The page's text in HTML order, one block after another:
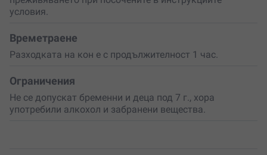
условия.
Времетраене
Разходката на кон е с продължителност 1 час.
Ограничения
Не се допускат бременни и деца под 7 г., хора
употребили алкохол и забранени вещества.